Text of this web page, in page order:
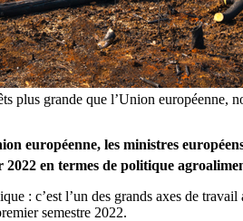
plus grande que l’Union
européenne, les ministres
2022 en termes de politique
: c’est l’un des grands axes de
semestre 2022.